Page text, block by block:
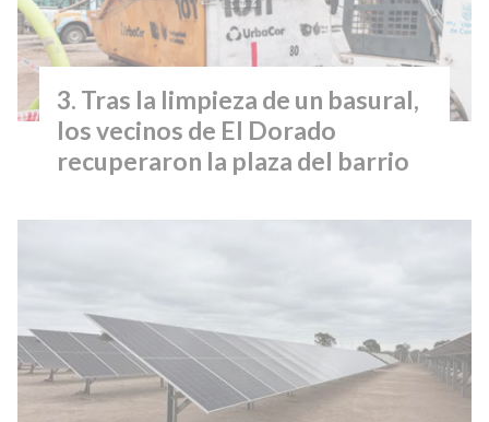
Tras la limpieza de un basural,
los vecinos de El Dorado
recuperaron la plaza del barrio